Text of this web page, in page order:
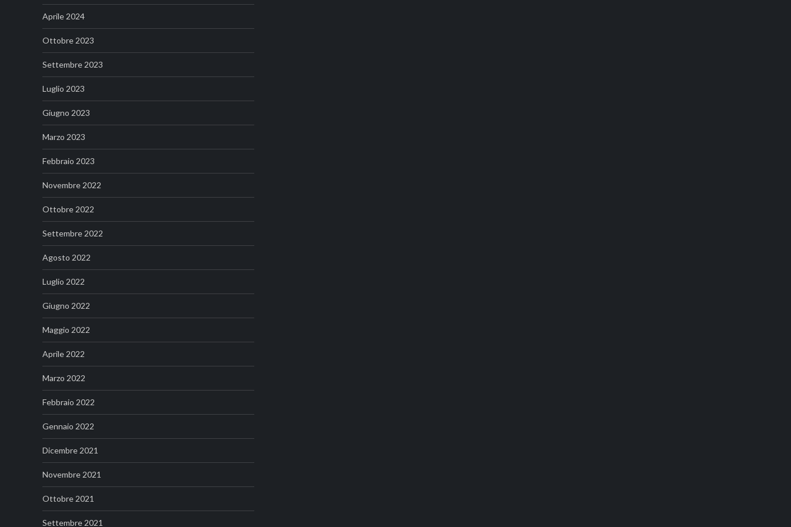
Aprile 2024
Ottobre 2023
Settembre 2023
Luglio 2023
Giugno 2023
Marzo 2023
Febbraio 2023
Novembre 2022
Ottobre 2022
Settembre 2022
Agosto 2022
Luglio 2022
Giugno 2022
Maggio 2022
Aprile 2022
Marzo 2022
Febbraio 2022
Gennaio 2022
Dicembre 2021
Novembre 2021
Ottobre 2021
Settembre 2021